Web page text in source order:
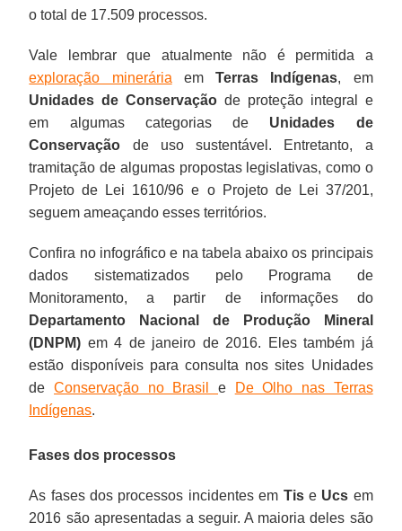
o total de 17.509 processos.
Vale lembrar que atualmente não é permitida a
exploração minerária emTerras Indígenas, em
Unidades de Conservação de proteção integral e
em algumas categorias de Unidades de
Conservação de uso sustentável. Entretanto, a
tramitação de algumas propostas legislativas, como o
Projeto de Lei 1610/96 e o Projeto de Lei 37/201,
seguem ameaçando esses territórios.
Confira no infográfico e na tabela abaixo os principais
dados sistematizados pelo Programa de
Monitoramento, a partir de informações do
Departamento Nacional de Produção Mineral
(DNPM) em 4 de janeiro de 2016. Eles também já
estão disponíveis para consulta nos sites Unidades
deConservação no Brasile
De Olho nas Terras
Indígenas.
Fases dos processos
As fases dos processos incidentes em Tise Ucs em
2016 são apresentadas a seguir. A maioria deles são